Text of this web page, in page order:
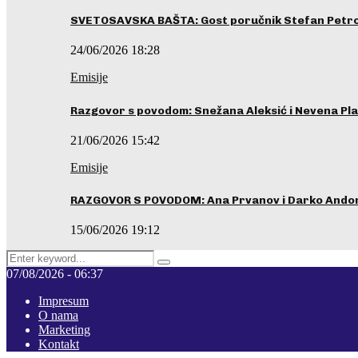
SVETOSAVSKA BAŠTA: Gost poručnik Stefan
24/06/2026 18:28
Emisije
Razgovor s povodom: Snežana Aleksić i Nevena
21/06/2026 15:42
Emisije
RAZGOVOR S POVODOM: Ana Prvanov i Darko
15/06/2026 19:12
Search
for:
Pretraga
07/08/2026 - 06:37
Impresum
O nama
Marketing
Kontakt